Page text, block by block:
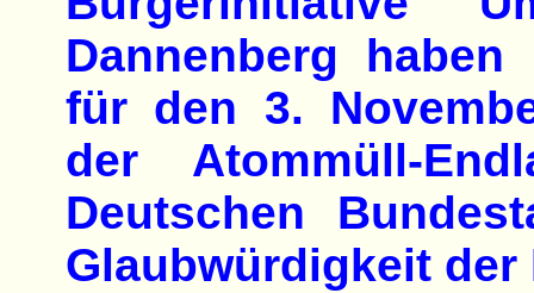
Dannenberg
für den 3.
der Atommüll-
Deutschen
Glaubwürdigkeit